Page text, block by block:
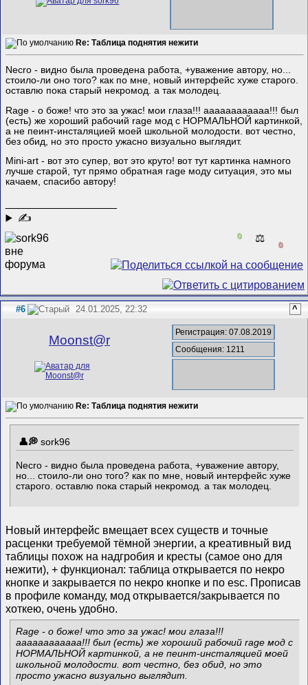
Re: Таблица поднятия нежити
Necro - видно была проведена работа, +уважение автору, но...
стоило-ли оно того? как по мне, новый интерфейс хуже старого.
оставлю пока старый некромод. а так молодец.
Rage - о боже! что это за ужас! мои глаза!!! аааааааааааа!!! был
(есть) же хороший рабочий rage мод с НОРМАЛЬНОЙ картинкой,
а не пеинт-инсталяцией моей школьной молодости. вот честно,
без обид, но это просто ужасно визуально выглядит.
Mini-art - вот это супер, вот это круто! вот тут картинка намного
лучше старой, тут прямо обратная rage моду ситуация, это мы
качаем, спасибо автору!
✍
0 ⚖️
0
#6 24.01.2025, 22:32 ^
Mооnst@r
Регистрация: 07.08.2019
Сообщения: 1211
Re: Таблица поднятия нежити
sork96
Necro - видно была проведена работа, +уважение автору,
но... стоило-ли оно того? как по мне, новый интерфейс хуже
старого. оставлю пока старый некромод. а так молодец.
Новый интерфейс вмещает всех существ и точные
расценки требуемой тёмной энергии, а креативный вид
таблицы похож на надгробия и кресты (самое оно для
нежити), + функционал: таблица открывается по некро
кнопке и закрывается по некро кнопке и по esc. Прописав
в профиле команду, мод открывается/закрывается по
хоткею, очень удобно.
Rage - о боже! что это за ужас! мои глаза!!!
аааааааааааа!!! был (есть) же хороший рабочий rage мод с
НОРМАЛЬНОЙ картинкой, а не пеинт-инсталяцией моей
школьной молодости. вот честно, без обид, но это
просто ужасно визуально выглядит.